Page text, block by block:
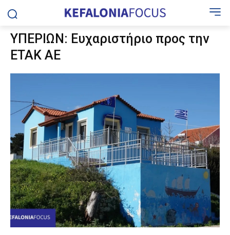
ΥΠΕΡΙΩΝ: Ευχαριστήριο προς την
ΕΤΑΚ ΑΕ